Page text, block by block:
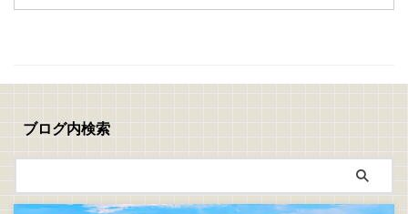
回は、春の親イカ狙いの釣行をま
→5/18(月)：1.0キロ、1.47キロ、
ブログ内検索